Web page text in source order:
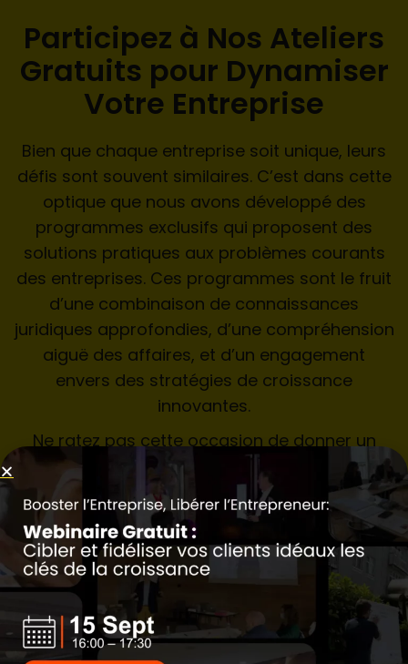
Participez à Nos Ateliers
Gratuits pour Dynamiser
Votre Entreprise
Bien que chaque entreprise soit unique, leurs
défis sont souvent similaires. C’est dans cette
optique que nous avons développé des
programmes exclusifs qui proposent des
solutions pratiques aux problèmes courants
des entreprises. Ces programmes sont le fruit
d’une combinaison de connaissances
juridiques approfondies, d’une compréhension
aiguë des affaires, et d’un engagement
envers des stratégies de croissance
innovantes.
Ne ratez pas cette occasion de donner un
nouvel élan à votre entreprise avec des
techniques et des idées qui ont fait leurs
preuves.